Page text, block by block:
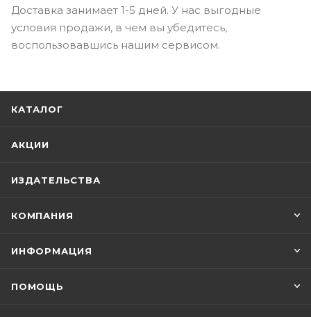
Доставка занимает 1-5 дней. У нас выгодные
условия продажи, в чем вы убедитесь,
воспользовавшись нашим сервисом.
КАТАЛОГ
АКЦИИ
ИЗДАТЕЛЬСТВА
КОМПАНИЯ
ИНФОРМАЦИЯ
ПОМОЩЬ